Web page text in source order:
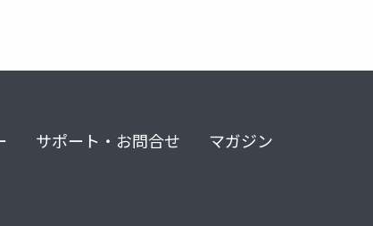
サポート・お問合せ マガジン